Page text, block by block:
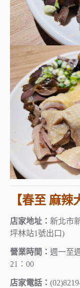
【春至 麻辣
店家地址： 新北市
坪林站1號出口)
營業時間： 週一至
21：00
店家電話：